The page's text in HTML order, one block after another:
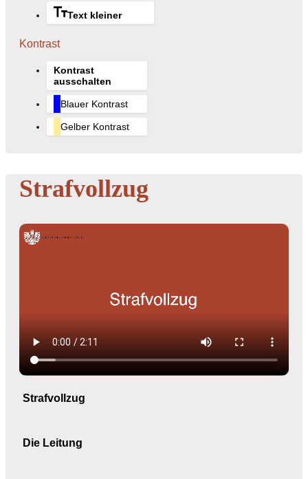
Text kleiner
Kontrast
Kontrast
ausschalten
Blauer Kontrast
Gelber Kontrast
Strafvollzug
Strafvollzug
Die Leitung